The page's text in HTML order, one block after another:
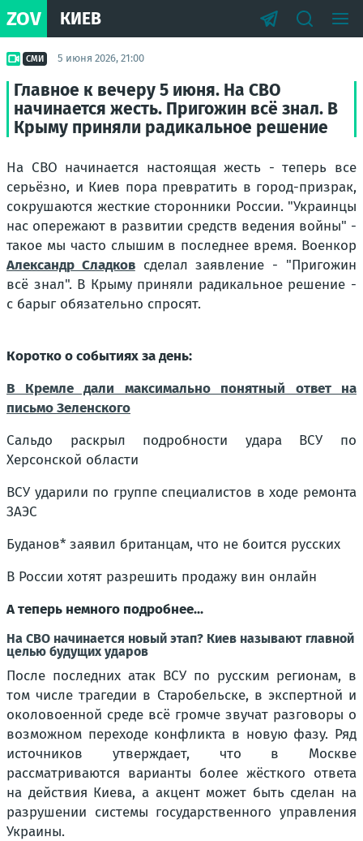
ZOV КИЕВ
СМИ 5 июня 2026, 21:00
Главное к вечеру 5 июня. На СВО
начинается жесть. Пригожин всё знал. В
Крыму приняли радикальное решение
На СВО начинается настоящая жесть - теперь все
серьёзно, и Киев пора превратить в город-призрак,
сокрушаются жесткие сторонники России. "Украинцы
нас опережают в развитии средств ведения войны" -
такое мы часто слышим в последнее время. Военкор
Александр Сладковсделал заявление - "Пригожин
всё знал". В Крыму приняли радикальное решение -
с барыг обязательно спросят.
Коротко о событиях за день:
В Кремле дали максимально понятный ответ на
письмо Зеленского
Сальдо раскрыл подробности удара ВСУ по
Херсонской области
ВСУ ударили по группе специалистов в ходе ремонта
ЗАЭС
Буданов* заявил британцам, что не боится русских
В России хотят разрешить продажу вин онлайн
А теперь немного подробнее...
На СВО начинается новый этап? Киев называют главной
целью будущих ударов
После последних атак ВСУ по русским регионам, в
том числе трагедии в Старобельске, в экспертной и
околовоенной среде всё громче звучат разговоры о
возможном переходе конфликта в новую фазу. Ряд
источников утверждает, что в Москве
рассматриваются варианты более жёсткого ответа
на действия Киева, а акцент может быть сделан на
разрушении системы государственного управления
Украины.